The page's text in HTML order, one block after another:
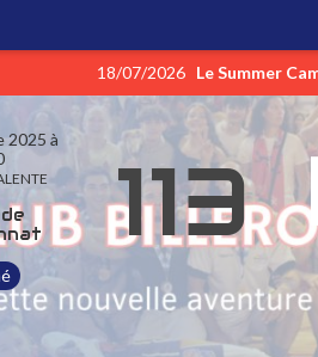
18/07/2026 Le Summer Camp
2025 à
113